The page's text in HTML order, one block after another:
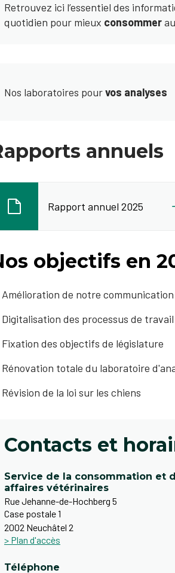
Retrouvez ici l’essentiel des
quotidien pour mieux consommer
Nos laboratoires pourvos analyses
annuels
Rapport annuel 2025
objectifs en
Amélioration de notre
Digitalisation des processus de
Fixation des objectifs de législature
Rénovation totale du laboratoire
Révision de la loi sur les chiens
Contacts et
Service de la consommation et
affaires vétérinaires
Rue Jehanne-de-Hochberg 5
Case postale 1
2002 Neuchâtel 2
> Plan d'accès
Téléphone